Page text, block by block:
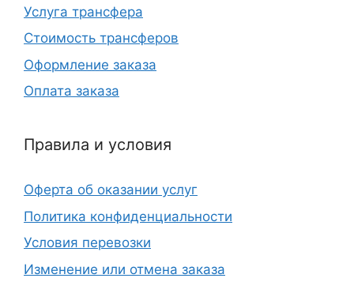
Услуга трансфера
Стоимость трансферов
Оформление заказа
Оплата заказа
Правила и условия
Оферта об оказании услуг
Политика конфиденциальности
Условия перевозки
Изменение или отмена заказа